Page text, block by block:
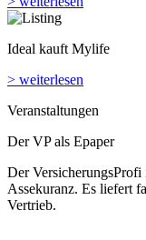
Ideal kauft Mylife
> weiterlesen
Veranstaltungen
Der VP als Epaper
Der VersicherungsProfi
Assekuranz. Es liefert
Vertrieb.